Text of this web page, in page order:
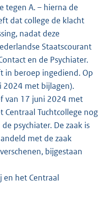
tegen A. – hierna de
dat college de klacht
nadat deze
Staatscourant
en de Psychiater.
in beroep ingediend. Op
2024 met bijlagen).
van 17 juni 2024 met
Tuchtcollege nog
psychiater. De zaak is
met de zaak
bijgestaan
en het Centraal